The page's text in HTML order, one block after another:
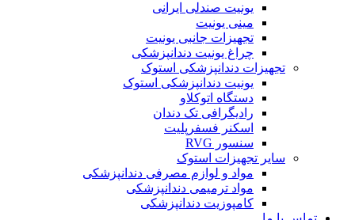
یونیت صندلی ایرانی
مینی یونیت
تجهیزات جانبی یونیت
چراغ یونیت دندانپزشکی
تجهیزات دندانپزشکی استوک
یونیت دندانپزشکی استوک
دستگاه اتوکلاو
رادیگرافی تک دندان
اسکنر فسفرپلیت
سنسور RVG
سایر تجهیزات استوک
مواد و لوازم مصرفی دندانپزشکی
مواد ترمیمی دندانپزشکی
کامپوزیت دندانپزشکی